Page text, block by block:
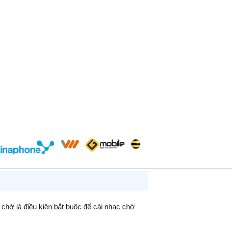
là điều kiện bắt buộc để cài nhạc chờ